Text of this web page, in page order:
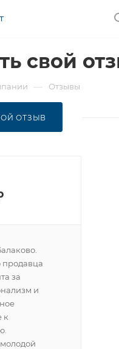
свой
— Отзывы
ОТЗЫВ
продавца
за
и
к